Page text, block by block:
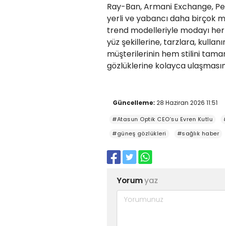
Ray-Ban, Armani Exchange,
yerli ve yabancı daha birçok
trend modelleriyle modayı
yüz şekillerine, tarzlara,
müşterilerinin hem stilini
gözlüklerine kolayca
Güncelleme: 28 Haziran 2026 11:51
#Atasun Optik CEO’su Evren Kutlu
#güneş gözlükleri
#sağlık haber
Yorumyaz